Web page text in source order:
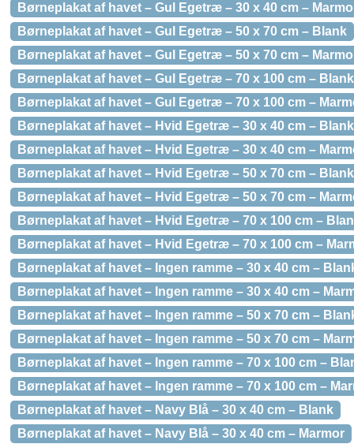
Børneplakat af havet – Gul Egetræ – 30 x 40 cm –
Børneplakat af havet – Gul Egetræ – 50 x 70 cm – Blank
Børneplakat af havet – Gul Egetræ – 50 x 70 cm –
Børneplakat af havet – Gul Egetræ – 70 x 100 cm – Blank
Børneplakat af havet – Gul Egetræ – 70 x 100 cm –
Børneplakat af havet – Hvid Egetræ – 30 x 40 cm – Blank
Børneplakat af havet – Hvid Egetræ – 30 x 40 cm –
Børneplakat af havet – Hvid Egetræ – 50 x 70 cm – Blank
Børneplakat af havet – Hvid Egetræ – 50 x 70 cm –
Børneplakat af havet – Hvid Egetræ – 70 x 100 cm –
Børneplakat af havet – Hvid Egetræ – 70 x 100 cm –
Børneplakat af havet – Ingen ramme – 30 x 40 cm –
Børneplakat af havet – Ingen ramme – 30 x 40 cm –
Børneplakat af havet – Ingen ramme – 50 x 70 cm –
Børneplakat af havet – Ingen ramme – 50 x 70 cm –
Børneplakat af havet – Ingen ramme – 70 x 100 cm –
Børneplakat af havet – Ingen ramme – 70 x 100 cm –
Børneplakat af havet – Navy Blå – 30 x 40 cm – Blank
Børneplakat af havet – Navy Blå – 30 x 40 cm – Marmor